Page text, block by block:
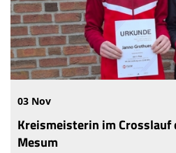
03 Nov
Kreismeisterin im Crosslauf
Mesum